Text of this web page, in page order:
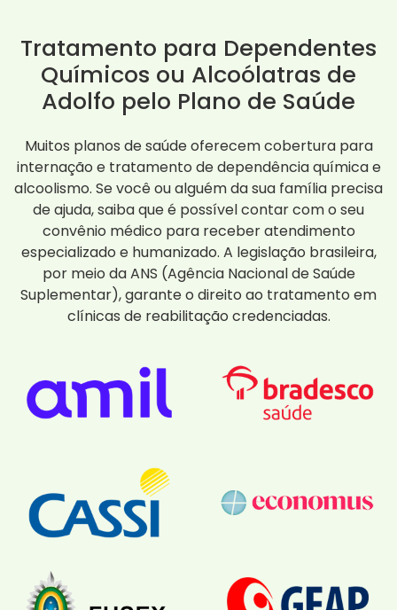
Tratamento para Dependentes
Químicos ou Alcoólatras de
Adolfo pelo Plano de Saúde
Muitos planos de saúde oferecem cobertura para
internação e tratamento de dependência química e
alcoolismo. Se você ou alguém da sua família precisa
de ajuda, saiba que é possível contar com o seu
convênio médico para receber atendimento
especializado e humanizado. A legislação brasileira,
por meio da ANS (Agência Nacional de Saúde
Suplementar), garante o direito ao tratamento em
clínicas de reabilitação credenciadas.